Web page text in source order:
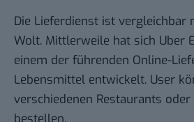
Die Lieferdienst ist vergleichbar
Wolt. Mittlerweile hat sich Uber
einem der führenden Online-
Lebensmittel entwickelt. User
verschiedenen Restaurants oder